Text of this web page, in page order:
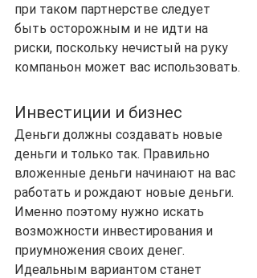
при таком партнерстве следует
быть осторожным и не идти на
риски, поскольку нечистый на руку
компаньон может вас использовать.
Инвестиции и бизнес
Деньги должны создавать новые
деньги и только так. Правильно
вложенные деньги начинают на вас
работать и рождают новые деньги.
Именно поэтому нужно искать
возможности инвестирования и
приумножения своих денег.
Идеальным вариантом станет